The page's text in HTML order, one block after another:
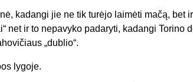
kadangi jie ne tik turėjo laimėti mačą, bet
net ir to nepavyko padaryti, kadangi Torino
„dublio“.
lygoje.